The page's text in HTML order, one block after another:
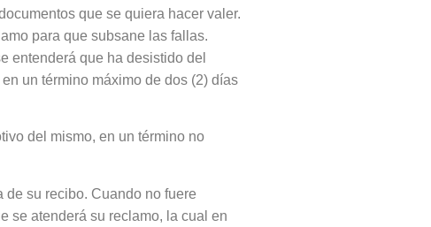
que se quiera hacer valer.
para que subsane las fallas.
entenderá que ha desistido del
un término máximo de dos (2) días
del mismo, en un término no
su recibo. Cuando no fuere
se atenderá su reclamo, la cual en